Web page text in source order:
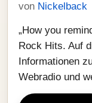
von Nickelback
„How you
Rock Hits. Auf
Informationen
Webradio und